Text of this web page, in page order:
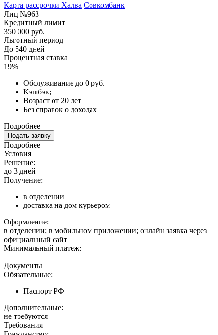
Карта рассрочки Халва Совкомбанк
Лиц №963
Кредитный лимит
350 000 руб.
Льготный период
До 540 дней
Процентная ставка
19%
Обслуживание до 0 руб.
Кэшбэк;
Возраст от 20 лет
Без справок о доходах
Подробнее
Подать заявку
Подробнее
Условия
Решение:
до 3 дней
Получение:
в отделении
доставка на дом курьером
Оформление:
в отделении; в мобильном приложении; онлайн заявка через
официальный сайт
Минимальный платеж:
—
Документы
Обязательные:
Паспорт РФ
Дополнительные:
не требуются
Требования